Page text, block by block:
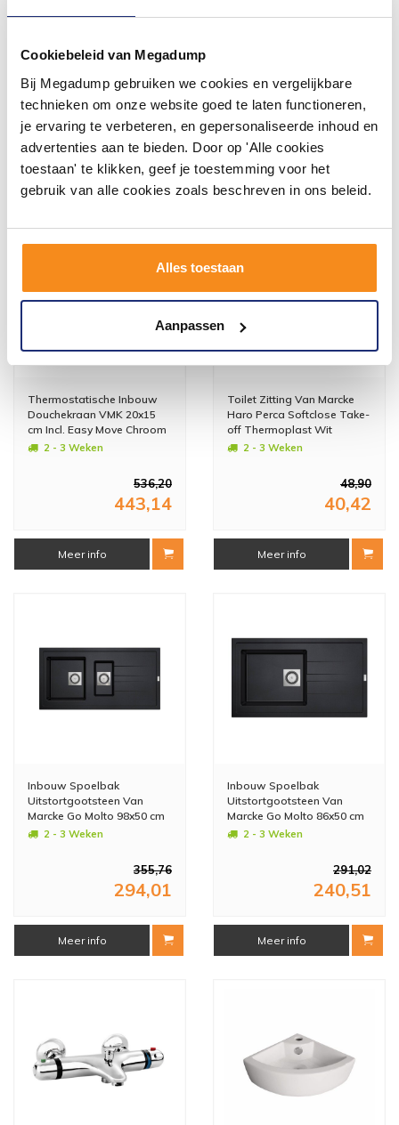
Cookiebeleid van Megadump
Bij Megadump gebruiken we cookies en vergelijkbare
technieken om onze website goed te laten functioneren,
je ervaring te verbeteren, en gepersonaliseerde inhoud en
advertenties aan te bieden. Door op 'Alle cookies
toestaan' te klikken, geef je toestemming voor het
gebruik van alle cookies zoals beschreven in ons beleid.
Alles toestaan
Aanpassen
2 - 3 Weken
78,77
65,10
Meer info
204,01
Meer info
Thermostatische Inbouw
Douchekraan VMK 20x15
cm Incl. Easy Move Chroom
2 - 3 Weken
536,20
443,14
Meer info
Toilet Zitting Van Marcke
Haro Perca Softclose Take-
off Thermoplast Wit
2 - 3 Weken
48,90
40,42
Meer info
Inbouw Spoelbak
Uitstortgootsteen Van
Marcke Go Molto 98x50 cm
Polyester Zwart
2 - 3 Weken
355,76
294,01
Meer info
Inbouw Spoelbak
Uitstortgootsteen Van
Marcke Go Molto 86x50 cm
Polyester Zwart
2 - 3 Weken
291,02
240,51
Meer info